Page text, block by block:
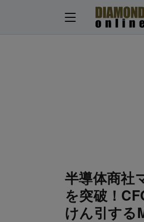
半導体商社
を突破！
けん引する